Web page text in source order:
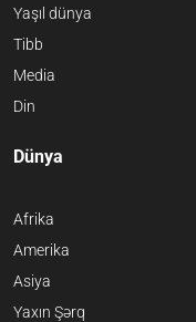
Yaşıl dünya
Tibb
Media
Din
Dünya
Afrika
Amerika
Asiya
Yaxın Şərq